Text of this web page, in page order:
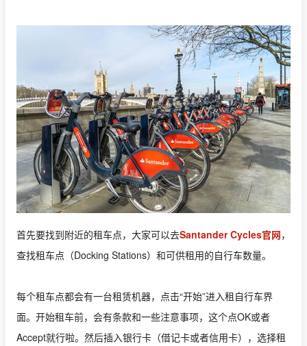
首先要找到附近的租车点，大家可以去Santander Cycles官网，
查找租车点（Docking Stations）和可供租用的自行车数量。
每个租车点都会有一台租赁机器，点击“开始”进入租自行车界
面。开始租车前，会有条款和一些注意事项，这个点OK或者
Accept就行啦。然后插入银行卡（借记卡或者信用卡），选择租